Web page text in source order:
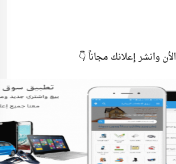
الأن وانشر إعلانك مجاناً 👇